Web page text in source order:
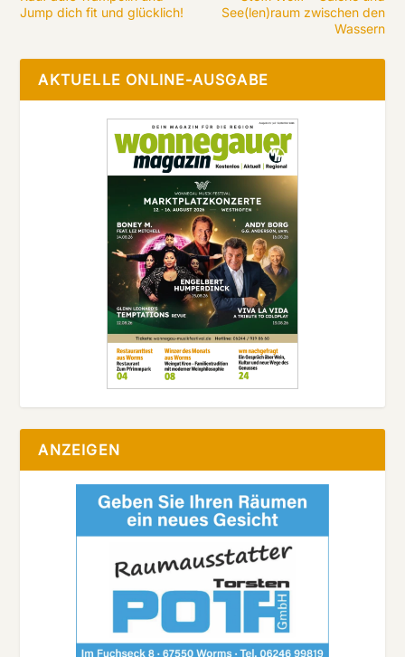
Jump dich fit und glücklich!
See(len)raum zwischen den
Wassern
AKTUELLE ONLINE-AUSGABE
ANZEIGEN